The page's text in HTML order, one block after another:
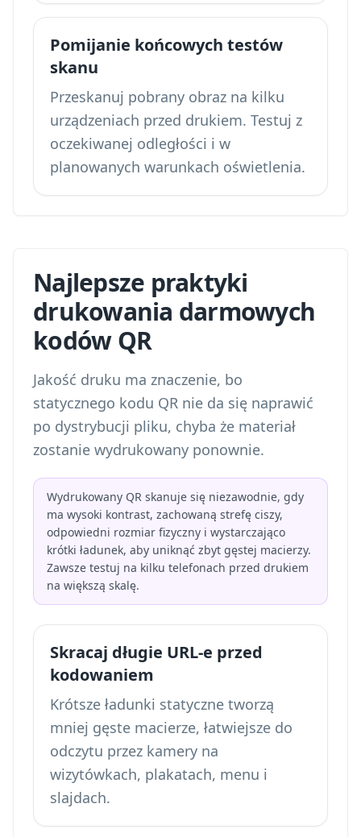
Pomijanie końcowych testów
skanu
Przeskanuj pobrany obraz na kilku
urządzeniach przed drukiem. Testuj z
oczekiwanej odległości i w
planowanych warunkach oświetlenia.
Najlepsze praktyki
drukowania darmowych
kodów QR
Jakość druku ma znaczenie, bo
statycznego kodu QR nie da się naprawić
po dystrybucji pliku, chyba że materiał
zostanie wydrukowany ponownie.
Wydrukowany QR skanuje się niezawodnie, gdy
ma wysoki kontrast, zachowaną strefę ciszy,
odpowiedni rozmiar fizyczny i wystarczająco
krótki ładunek, aby uniknąć zbyt gęstej macierzy.
Zawsze testuj na kilku telefonach przed drukiem
na większą skalę.
Skracaj długie URL-e przed
kodowaniem
Krótsze ładunki statyczne tworzą
mniej gęste macierze, łatwiejsze do
odczytu przez kamery na
wizytówkach, plakatach, menu i
slajdach.